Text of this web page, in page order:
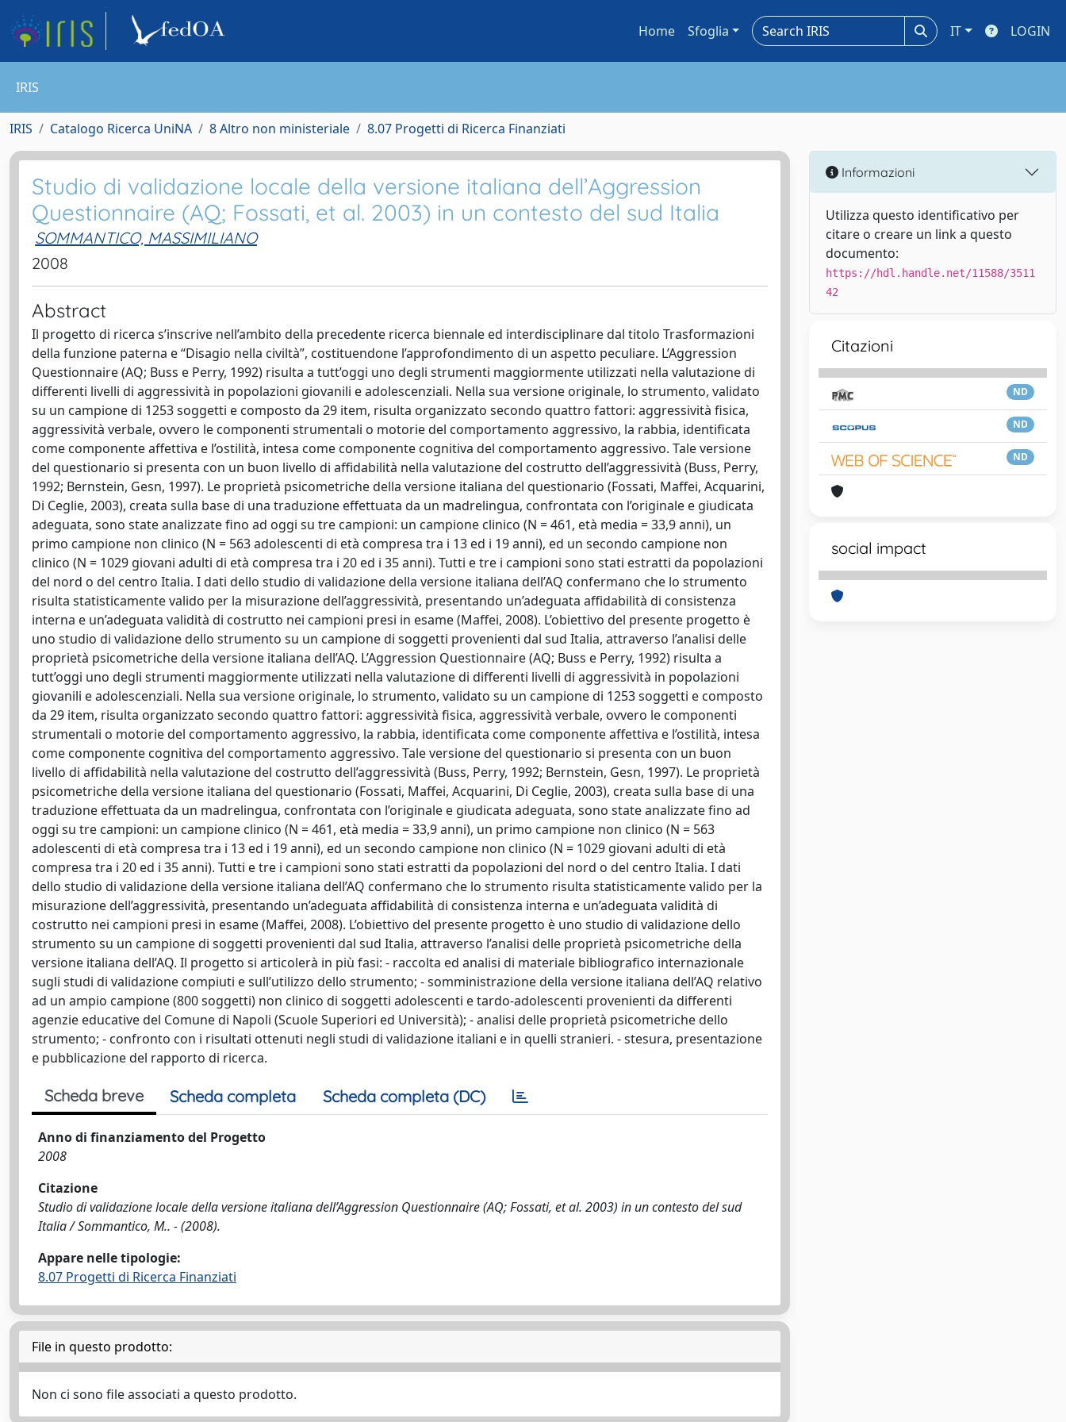
Home Sfoglia IT LOGIN
IRIS
IRIS Catalogo Ricerca UniNA 8 Altro non ministeriale 8.07 Progetti di Ricerca Finanziati
Studio di validazione locale della versione italiana dell’Aggression
Questionnaire (AQ; Fossati, et al. 2003) in un contesto del sud Italia
SOMMANTICO, MASSIMILIANO
2008
Abstract
Il progetto di ricerca s’inscrive nell’ambito della precedente ricerca biennale ed interdisciplinare dal titolo Trasformazioni
della funzione paterna e “Disagio nella civiltà”, costituendone l’approfondimento di un aspetto peculiare. L’Aggression
Questionnaire (AQ; Buss e Perry, 1992) risulta a tutt’oggi uno degli strumenti maggiormente utilizzati nella valutazione di
differenti livelli di aggressività in popolazioni giovanili e adolescenziali. Nella sua versione originale, lo strumento, validato
su un campione di 1253 soggetti e composto da 29 item, risulta organizzato secondo quattro fattori: aggressività fisica,
aggressività verbale, ovvero le componenti strumentali o motorie del comportamento aggressivo, la rabbia, identificata
come componente affettiva e l’ostilità, intesa come componente cognitiva del comportamento aggressivo. Tale versione
del questionario si presenta con un buon livello di affidabilità nella valutazione del costrutto dell’aggressività (Buss, Perry,
1992; Bernstein, Gesn, 1997). Le proprietà psicometriche della versione italiana del questionario (Fossati, Maffei, Acquarini,
Di Ceglie, 2003), creata sulla base di una traduzione effettuata da un madrelingua, confrontata con l’originale e giudicata
adeguata, sono state analizzate fino ad oggi su tre campioni: un campione clinico (N = 461, età media = 33,9 anni), un
primo campione non clinico (N = 563 adolescenti di età compresa tra i 13 ed i 19 anni), ed un secondo campione non
clinico (N = 1029 giovani adulti di età compresa tra i 20 ed i 35 anni). Tutti e tre i campioni sono stati estratti da popolazioni
del nord o del centro Italia. I dati dello studio di validazione della versione italiana dell’AQ confermano che lo strumento
risulta statisticamente valido per la misurazione dell’aggressività, presentando un’adeguata affidabilità di consistenza
interna e un’adeguata validità di costrutto nei campioni presi in esame (Maffei, 2008). L’obiettivo del presente progetto è
uno studio di validazione dello strumento su un campione di soggetti provenienti dal sud Italia, attraverso l’analisi delle
proprietà psicometriche della versione italiana dell’AQ. L’Aggression Questionnaire (AQ; Buss e Perry, 1992) risulta a
tutt’oggi uno degli strumenti maggiormente utilizzati nella valutazione di differenti livelli di aggressività in popolazioni
giovanili e adolescenziali. Nella sua versione originale, lo strumento, validato su un campione di 1253 soggetti e composto
da 29 item, risulta organizzato secondo quattro fattori: aggressività fisica, aggressività verbale, ovvero le componenti
strumentali o motorie del comportamento aggressivo, la rabbia, identificata come componente affettiva e l’ostilità, intesa
come componente cognitiva del comportamento aggressivo. Tale versione del questionario si presenta con un buon
livello di affidabilità nella valutazione del costrutto dell’aggressività (Buss, Perry, 1992; Bernstein, Gesn, 1997). Le proprietà
psicometriche della versione italiana del questionario (Fossati, Maffei, Acquarini, Di Ceglie, 2003), creata sulla base di una
traduzione effettuata da un madrelingua, confrontata con l’originale e giudicata adeguata, sono state analizzate fino ad
oggi su tre campioni: un campione clinico (N = 461, età media = 33,9 anni), un primo campione non clinico (N = 563
adolescenti di età compresa tra i 13 ed i 19 anni), ed un secondo campione non clinico (N = 1029 giovani adulti di età
compresa tra i 20 ed i 35 anni). Tutti e tre i campioni sono stati estratti da popolazioni del nord o del centro Italia. I dati
dello studio di validazione della versione italiana dell’AQ confermano che lo strumento risulta statisticamente valido per la
misurazione dell’aggressività, presentando un’adeguata affidabilità di consistenza interna e un’adeguata validità di
costrutto nei campioni presi in esame (Maffei, 2008). L’obiettivo del presente progetto è uno studio di validazione dello
strumento su un campione di soggetti provenienti dal sud Italia, attraverso l’analisi delle proprietà psicometriche della
versione italiana dell’AQ. Il progetto si articolerà in più fasi: - raccolta ed analisi di materiale bibliografico internazionale
sugli studi di validazione compiuti e sull’utilizzo dello strumento; - somministrazione della versione italiana dell’AQ relativo
ad un ampio campione (800 soggetti) non clinico di soggetti adolescenti e tardo-adolescenti provenienti da differenti
agenzie educative del Comune di Napoli (Scuole Superiori ed Università); - analisi delle proprietà psicometriche dello
strumento; - confronto con i risultati ottenuti negli studi di validazione italiani e in quelli stranieri. - stesura, presentazione
e pubblicazione del rapporto di ricerca.
Scheda breve Scheda completa Scheda completa (DC)
Anno di finanziamento del Progetto
2008
Citazione
Studio di validazione locale della versione italiana dell’Aggression Questionnaire (AQ; Fossati, et al. 2003) in un contesto del sud
Italia / Sommantico, M.. - (2008).
Appare nelle tipologie:
8.07 Progetti di Ricerca Finanziati
File in questo prodotto:
Non ci sono file associati a questo prodotto.
Informazioni
Utilizza questo identificativo per
citare o creare un link a questo
documento:
https://hdl.handle.net/11588/3511
42
Citazioni
ND
ND
ND
social impact